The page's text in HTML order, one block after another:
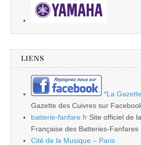
LIENS
*La
Gazette des Cuivres sur
batterie-fanfare.fr Site officiel de
Française des Batteries-Fanfares
Cité de la Musique – Paris